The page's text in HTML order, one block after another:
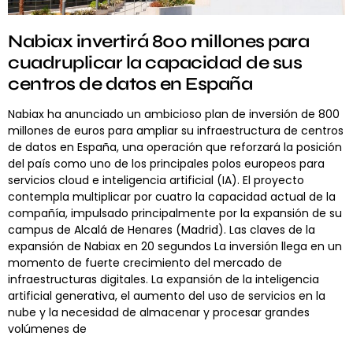
Nabiax invertirá 800 millones para
cuadruplicar la capacidad de sus
centros de datos en España
Nabiax ha anunciado un ambicioso plan de inversión de 800
millones de euros para ampliar su infraestructura de centros
de datos en España, una operación que reforzará la posición
del país como uno de los principales polos europeos para
servicios cloud e inteligencia artificial (IA). El proyecto
contempla multiplicar por cuatro la capacidad actual de la
compañía, impulsado principalmente por la expansión de su
campus de Alcalá de Henares (Madrid). Las claves de la
expansión de Nabiax en 20 segundos La inversión llega en un
momento de fuerte crecimiento del mercado de
infraestructuras digitales. La expansión de la inteligencia
artificial generativa, el aumento del uso de servicios en la
nube y la necesidad de almacenar y procesar grandes
volúmenes de